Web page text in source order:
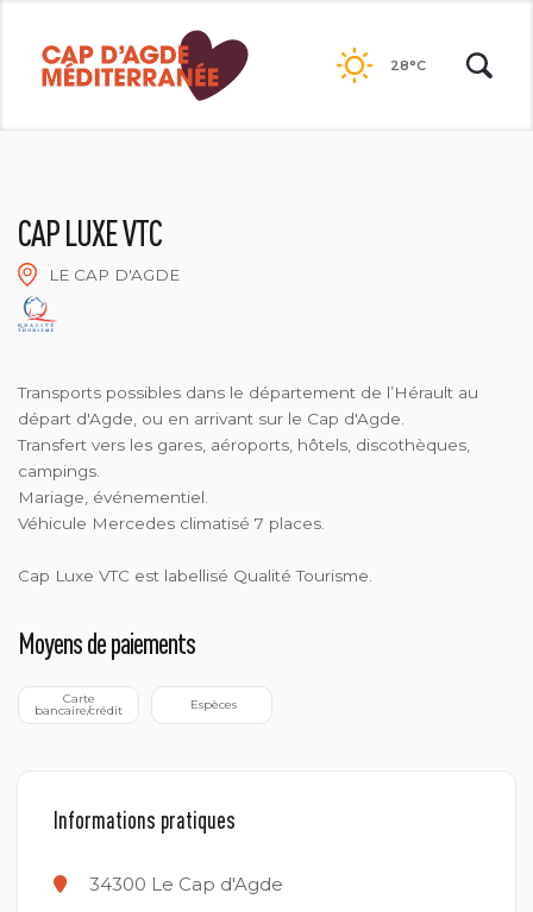
contenu
28°C
CAP LUXE VTC
LE CAP D'AGDE
2019-CAP LUXE VTC
Transports possibles dans le département de l’Hérault au
départ d'Agde, ou en arrivant sur le Cap d'Agde.
Transfert vers les gares, aéroports, hôtels, discothèques,
campings.
Mariage, événementiel.
Véhicule Mercedes climatisé 7 places.
Cap Luxe VTC est labellisé Qualité Tourisme.
Moyens de paiements
bancaire/crédit Espèces
Informations pratiques
34300 Le Cap d'Agde